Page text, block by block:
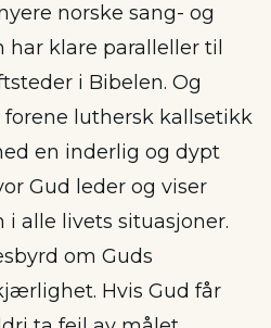
norske sang- og
har klare paralleller til
i Bibelen. Og
forene luthersk kallsetikk
en inderlig og dypt
Gud leder og viser
i alle livets situasjoner.
om Guds
Hvis Gud får